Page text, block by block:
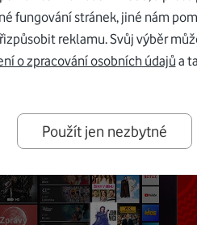
vás
fungování stránek, jiné nám
reklamu. Svůj výběr
o zpracování osobních údajů a
Použít jen nezbytné